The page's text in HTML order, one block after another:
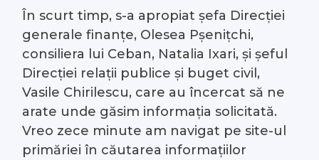
În scurt timp, s-a apropiat șefa Direcției
generale finanțe, Olesea Pșenițchi,
consiliera lui Ceban, Natalia Ixari, și șeful
Direcției relaţii publice și buget civil,
Vasile Chirilescu, care au încercat să ne
arate unde găsim informația solicitată.
Vreo zece minute am navigat pe site-ul
primăriei în căutarea informațiilor